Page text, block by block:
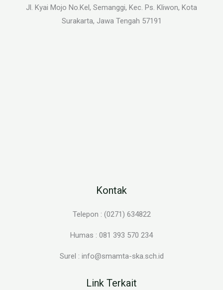
Jl. Kyai Mojo No.Kel, Semanggi, Kec. Ps. Kliwon, Kota
Surakarta, Jawa Tengah 57191
Kontak
Telepon : (0271) 634822
Humas : 081 393 570 234
Surel : info@smamta-ska.sch.id
Link Terkait